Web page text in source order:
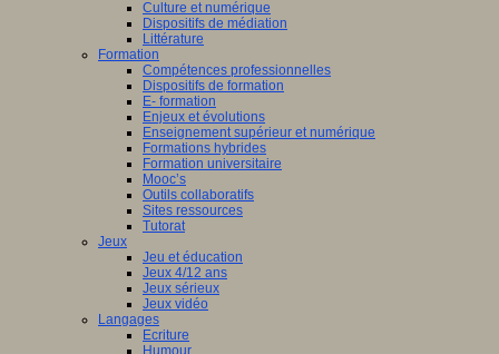
Culture et numérique
Dispositifs de médiation
Littérature
Formation
Compétences professionnelles
Dispositifs de formation
E- formation
Enjeux et évolutions
Enseignement supérieur et numérique
Formations hybrides
Formation universitaire
Mooc’s
Outils collaboratifs
Sites ressources
Tutorat
Jeux
Jeu et éducation
Jeux 4/12 ans
Jeux sérieux
Jeux vidéo
Langages
Ecriture
Humour